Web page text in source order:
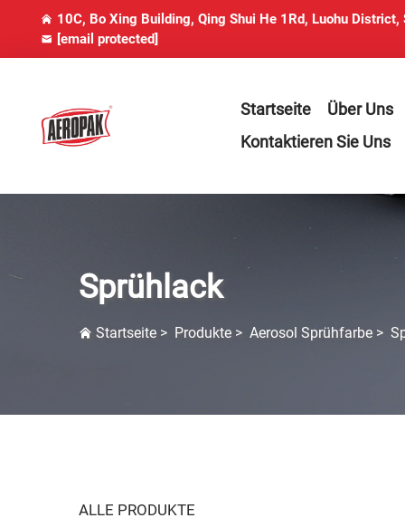
10C, Bo Xing Building, Qing Shui He 1Rd, Luohu District,
[email protected]
Startseite
Über Uns
Kontaktieren Sie Uns
Sprühlack
Startseite > Produkte > Aerosol Sprühfarbe >
ALLE PRODUKTE